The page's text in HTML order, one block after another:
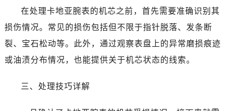
在处理卡地亚腕表的机芯之前，首先需要准确识别其
损伤情况。常见的损伤包括但不限于指针脱落、发条断
裂、宝石松动等。此外，通过观察表盘上的异常磨损痕迹
或油渍分布情况，也能提供关于机芯状态的线索。
三、处理技巧详解